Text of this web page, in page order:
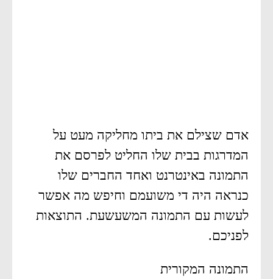
אדם שצילם את ביתו מחליקה מעט על
המדרגות בבית שלו החליט לפרסם את
התמונה באינטרנט ואחד החברים שלו
כנראה היה די משועמם וחיפש מה אפשר
לעשות עם התמונה המשעשעת. התוצאות
לפניכם.
התמונה המקורית